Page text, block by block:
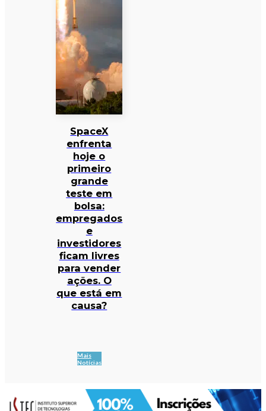
SpaceX
enfrenta
hoje o
primeiro
grande
teste em
bolsa:
empregados
e
investidores
ficam livres
para vender
ações. O
que está em
causa?
Mais
Notícias